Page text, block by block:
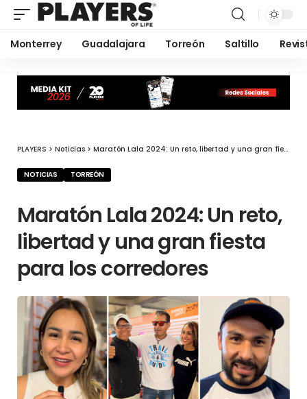
Monterrey Guadalajara Torreón Saltillo
PLAYERS > Noticias > Maratón Lala 2024: Un reto, libertad y una gran fiesta para los corredores
NOTICIAS TORREÓN
Maratón Lala 2024: Un reto,
libertad y una gran fiesta
para los corredores